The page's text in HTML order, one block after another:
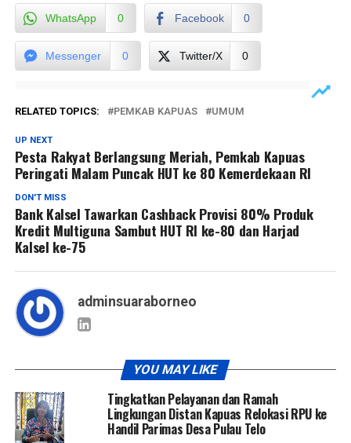
WhatsApp 0 Facebook 0
Messenger 0 Twitter/X 0
RELATED TOPICS: PEMKAB KAPUAS UMUM
UP NEXT
Pesta Rakyat Berlangsung Meriah, Pemkab Kapuas
Peringati Malam Puncak HUT ke 80 Kemerdekaan RI
DON'T MISS
Bank Kalsel Tawarkan Cashback Provisi 80% Produk
Kredit Multiguna Sambut HUT RI ke-80 dan Harjad
Kalsel ke-75
adminsuaraborneo
YOU MAY LIKE
Tingkatkan Pelayanan dan Ramah
Lingkungan Distan Kapuas Relokasi RPU ke
Handil Parimas Desa Pulau Telo